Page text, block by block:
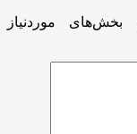
بخش‌های موردنیاز